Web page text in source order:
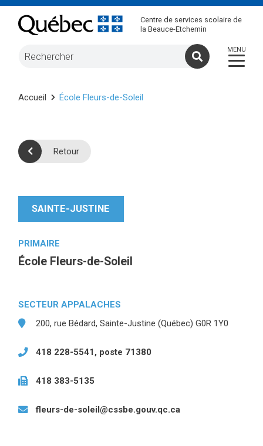
Centre de services scolaire de
la Beauce-Etchemin
Accueil École Fleurs-de-Soleil
Retour
SAINTE-JUSTINE
PRIMAIRE
École Fleurs-de-Soleil
SECTEUR APPALACHES
200, rue Bédard, Sainte-Justine (Québec) G0R 1Y0
418 228-5541, poste 71380
418 383-5135
fleurs-de-soleil@cssbe.gouv.qc.ca